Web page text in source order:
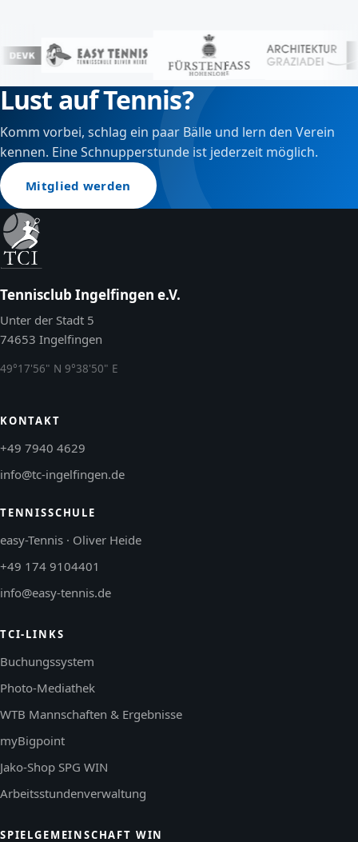
Lust auf Tennis?
Komm vorbei, schlag ein paar Bälle und lern den Verein
kennen. Eine Schnupperstunde ist jederzeit möglich.
Mitglied werden
Tennisclub Ingelfingen e.V.
Unter der Stadt 5
74653 Ingelfingen
49°17'56" N 9°38'50" E
KONTAKT
+49 7940 4629
info@tc-ingelfingen.de
TENNISSCHULE
easy-Tennis · Oliver Heide
+49 174 9104401
info@easy-tennis.de
TCI-LINKS
Buchungssystem
Photo-Mediathek
WTB Mannschaften & Ergebnisse
myBigpoint
Jako-Shop SPG WIN
Arbeitsstundenverwaltung
SPIELGEMEINSCHAFT WIN